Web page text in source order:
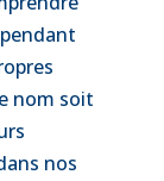
nom soit
nos